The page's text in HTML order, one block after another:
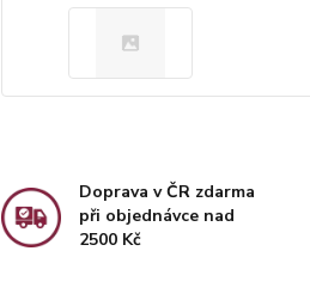
Doprava v ČR zdarma
při objednávce nad
2500 Kč